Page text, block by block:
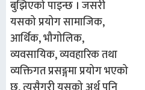
बुझिएको पाइन्छ । जसरी
यसको प्रयोग सामाजिक,
आर्थिक, भौगोलिक,
व्यवसायिक, व्यवहारिक तथा
व्यक्तिगत प्रसङ्गमा प्रयोग भएको